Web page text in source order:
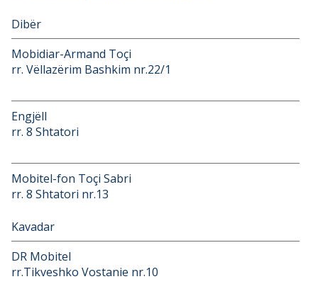
Dibër
Mobidiar-Armand Toçi
rr. Vëllazërim Bashkim nr.22/1
Engjëll
rr. 8 Shtatori
Mobitel-fon Toçi Sabri
rr. 8 Shtatori nr.13
Kavadar
DR Mobitel
rr.Tikveshko Vostanie nr.10